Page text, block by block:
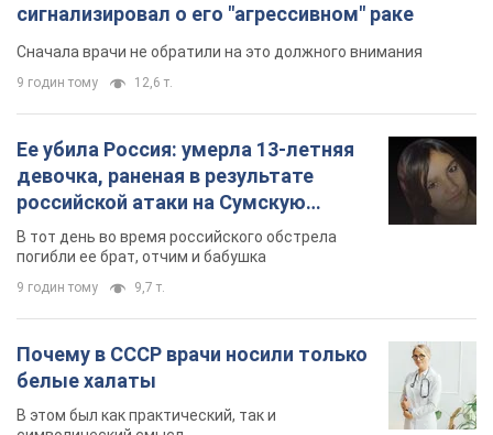
сигнализировал о его "агрессивном" раке
Сначала врачи не обратили на это должного внимания
9 годин тому 12,6 т.
Ее убила Россия: умерла 13-летняя
девочка, раненая в результате
российской атаки на Сумскую
область. Фото
В тот день во время российского обстрела
погибли ее брат, отчим и бабушка
9 годин тому 9,7 т.
Почему в СССР врачи носили только
белые халаты
В этом был как практический, так и